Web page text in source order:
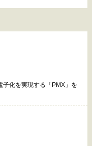
子化を実現する「PMX」を